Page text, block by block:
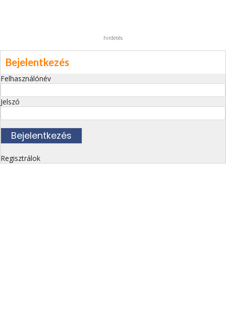
hirdetés
Bejelentkezés
Felhasználónév
Jelszó
Regisztrálok